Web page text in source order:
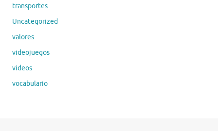
transportes
Uncategorized
valores
videojuegos
videos
vocabulario